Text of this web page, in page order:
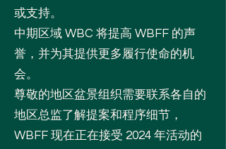
或支持。
中期区域 WBC 将提高 WBFF 的声
誉，并为其提供更多履行使命的机
会。
尊敬的地区盆景组织需要联系各自的
地区总监了解提案和程序细节，
WBFF 现在正在接受 2024 年活动的